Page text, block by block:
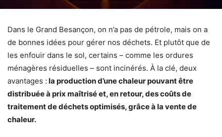
Dans le Grand Besançon, on n’a pas de pétrole, mais on a
de bonnes idées pour gérer nos déchets. Et plutôt que de
les enfouir dans le sol, certains – comme les ordures
ménagères résiduelles – sont incinérés. À la clé, deux
avantages : la production d’une chaleur pouvant être
distribuée à prix maîtrisé et, en retour, des coûts de
traitement de déchets optimisés, grâce à la vente de
chaleur.